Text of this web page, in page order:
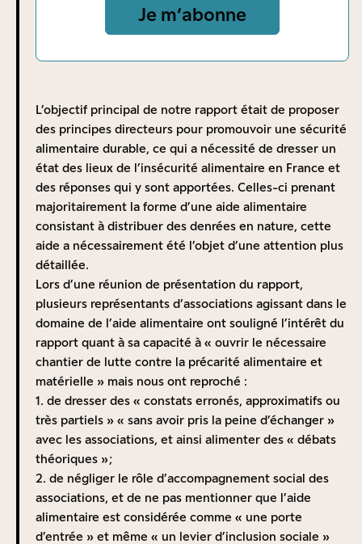
Je m‘abonne
L’objectif principal de notre rapport était de proposer
des principes directeurs pour promouvoir une sécurité
alimentaire durable, ce qui a nécessité de dresser un
état des lieux de l’insécurité alimentaire en France et
des réponses qui y sont apportées. Celles-ci prenant
majoritairement la forme d’une aide alimentaire
consistant à distribuer des denrées en nature, cette
aide a nécessairement été l’objet d’une attention plus
détaillée.
Lors d’une réunion de présentation du rapport,
plusieurs représentants d’associations agissant dans le
domaine de l’aide alimentaire ont souligné l’intérêt du
rapport quant à sa capacité à « ouvrir le nécessaire
chantier de lutte contre la précarité alimentaire et
matérielle » mais nous ont reproché :
1. de dresser des « constats erronés, approximatifs ou
très partiels » « sans avoir pris la peine d’échanger »
avec les associations, et ainsi alimenter des « débats
théoriques » ;
2. de négliger le rôle d’accompagnement social des
associations, et de ne pas mentionner que l’aide
alimentaire est considérée comme « une porte
d’entrée » et même « un levier d’inclusion sociale »